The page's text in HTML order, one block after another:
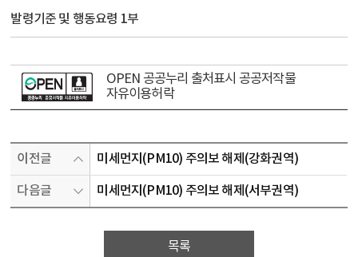
발령기준 및 행동요령 1부
OPEN 공공누리 출처표시 공공저작물
자유이용허락
이전글 미세먼지(PM10) 주의보 해제(강화권역)
다음글 미세먼지(PM10) 주의보 해제(서부권역)
목록